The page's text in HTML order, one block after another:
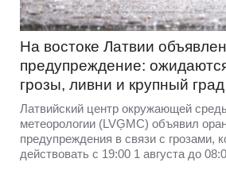
На востоке Латвии
предупреждение:
грозы, ливни и крупный град
Латвийский центр окружающей
метеорологии (LVĢMC) объявил
предупреждения в связи с грозами,
действовать с 19:00 1 августа до